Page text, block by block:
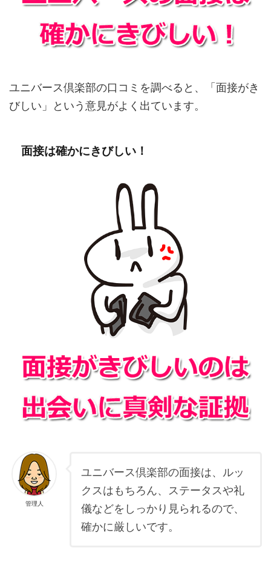
ユニバース倶楽部の口コミを調べると、「面接がき
びしい」という意見がよく出ています。
面接は確かにきびしい！
管理人
ユニバース倶楽部の面接は、ルッ
クスはもちろん、ステータスや礼
儀などをしっかり見られるので、
確かに厳しいです。